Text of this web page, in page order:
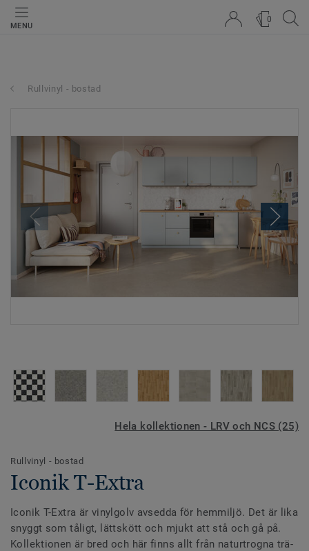
MENU
0
Rullvinyl - bostad
Hela kollektionen - LRV och NCS (25)
Rullvinyl - bostad
Iconik T-Extra
Iconik T-Extra är vinylgolv avsedda för hemmiljö. Det är lika
snyggt som tåligt, lättskött och mjukt att stå och gå på.
Kollektionen är bred och här finns allt från naturtrogna trä-